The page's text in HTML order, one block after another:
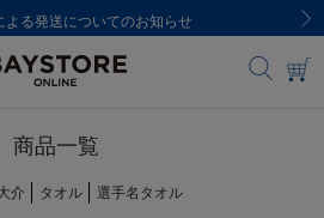
よる発送についてのお知らせ
商品一覧
介 タオル
選手名タオル